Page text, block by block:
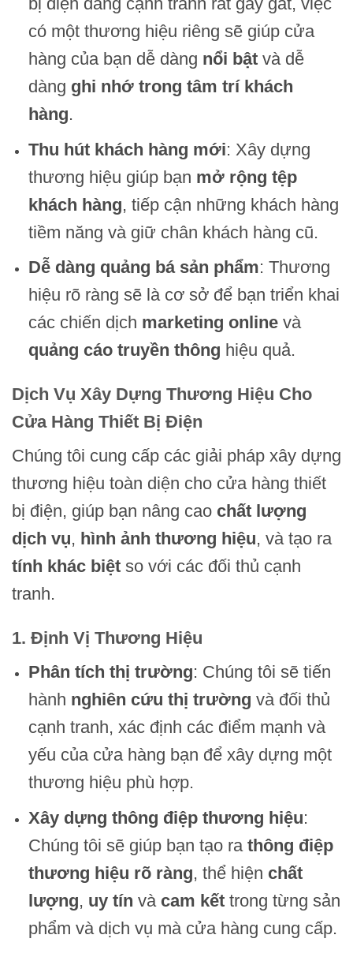
có một thương hiệu riêng sẽ giúp cửa
hàng của bạn dễ dàng nổi bậtvà dễ
dàng ghi nhớ trong tâm trí khách
hàng.
Thu hút khách hàng mới: Xây dựng
thương hiệu giúp bạn mở rộng tệp
khách hàng, tiếp cận những khách hàng
tiềm năng và giữ chân khách hàng cũ.
Dễ dàng quảng bá sản phẩm: Thương
hiệu rõ ràng sẽ là cơ sở để bạn triển khai
các chiến dịch marketing onlinevà
quảng cáo truyền thông hiệu quả.
Dịch Vụ Xây Dựng Thương Hiệu Cho
Cửa Hàng Thiết Bị Điện
Chúng tôi cung cấp các giải pháp xây dựng
thương hiệu toàn diện cho cửa hàng thiết
bị điện, giúp bạn nâng cao chất lượng
dịch vụ, hình ảnh thương hiệu, và tạo ra
tính khác biệt so với các đối thủ cạnh
tranh.
1. Định Vị Thương Hiệu
Phân tích thị trường: Chúng tôi sẽ tiến
hành nghiên cứu thị trường và đối thủ
cạnh tranh, xác định các điểm mạnh và
yếu của cửa hàng bạn để xây dựng một
thương hiệu phù hợp.
Xây dựng thông điệp thương hiệu:
Chúng tôi sẽ giúp bạn tạo ra thông điệp
thương hiệu rõ ràng, thể hiện chất
lượng, uy tín và cam kếttrong từng sản
phẩm và dịch vụ mà cửa hàng cung cấp.